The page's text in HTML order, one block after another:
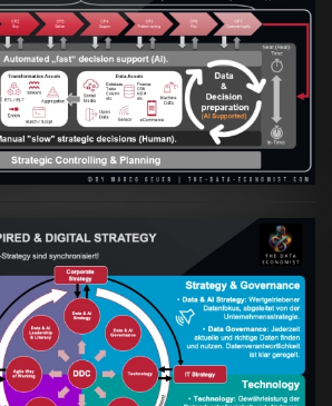
und Daten müssen Hand
in Hand gehen
VIEW
Du schon die "Head Phone
Driven Strategy"?